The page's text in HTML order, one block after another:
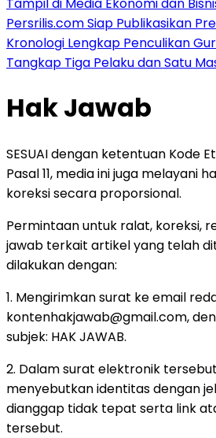
Persrilis.com Siap Publikasikan
Kronologi Lengkap Penculikan
Tangkap Tiga Pelaku dan Satu
Hak Jawab
SESUAI dengan ketentuan Kode
Pasal 11, media ini juga melayani
koreksi secara proporsional.
Permintaan untuk ralat, koreksi,
jawab terkait artikel yang telah
dilakukan dengan:
1. Mengirimkan surat ke email
kontenhakjawab@gmail.com,
subjek: HAK JAWAB.
2. Dalam surat elektronik
menyebutkan identitas dengan
dianggap tidak tepat serta link
tersebut.